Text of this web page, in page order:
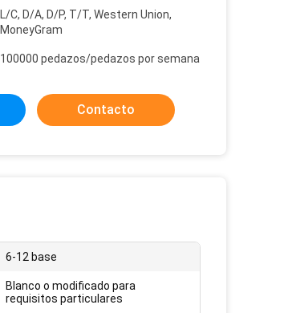
L/C, D/A, D/P, T/T, Western Union,
MoneyGram
100000 pedazos/pedazos por semana
Contacto
6-12 base
Blanco o modificado para
requisitos particulares